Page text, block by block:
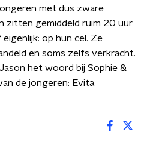
met dus zware
zitten gemiddeld ruim 20 uur
op hun cel. Ze
en soms zelfs verkracht.
het woord bij Sophie &
de jongeren: Evita.